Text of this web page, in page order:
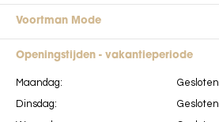
Voortman Mode
Openingstijden - vakantieperiode
Maandag:
Dinsdag:
Gesloten
Gesloten